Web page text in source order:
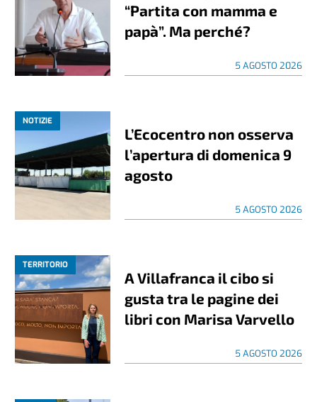
“Partita con mamma e
papà”. Ma perché?
5 AGOSTO 2026
NOTIZIE
L’Ecocentro non osserva
l’apertura di domenica 9
agosto
5 AGOSTO 2026
TERRITORIO
A Villafranca il cibo si
gusta tra le pagine dei
libri con Marisa Varvello
5 AGOSTO 2026